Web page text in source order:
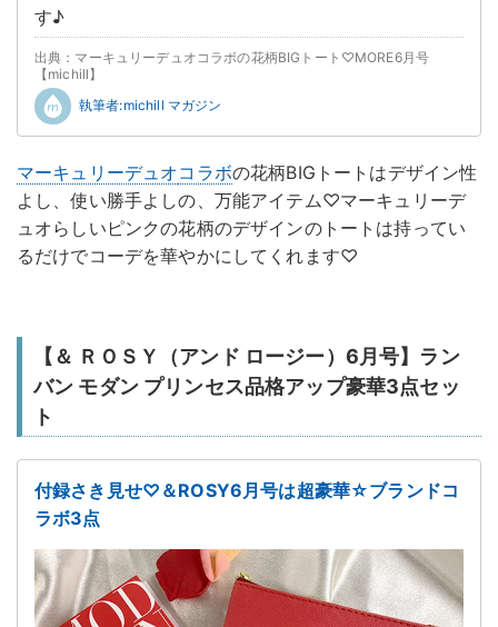
す♪
出典：マーキュリーデュオコラボの花柄BIGトート♡MORE6月号
【michill】
執筆者:michill マガジン
マーキュリーデュオコラボの花柄BIGトートはデザイン性
よし、使い勝手よしの、万能アイテム♡マーキュリーデ
ュオらしいピンクの花柄のデザインのトートは持ってい
るだけでコーデを華やかにしてくれます♡
【＆ ＲＯＳＹ（アンド ロージー）6月号】ラン
バン モダン プリンセス品格アップ豪華3点セッ
ト
付録さき見せ♡＆ROSY6月号は超豪華☆ブランドコ
ラボ3点